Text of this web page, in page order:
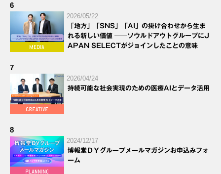
6
2026/05/22
「地方」「SNS」「AI」の掛け合わせから生ま
れる新しい価値 ──ソウルドアウトグループにJ
APAN SELECTがジョインしたことの意味
7
2026/04/24
持続可能な社会実現のための医療AIとデータ活用
8
2024/12/17
博報堂ＤＹグループメールマガジンお申込みフォ
ーム